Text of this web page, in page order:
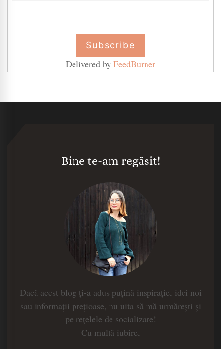
Delivered by FeedBurner
Bine te-am regăsit!
Dacă acest blog ți-a adus puțină inspirație, idei noi
sau informații prețioase, nu uita să mă urmărești și
pe rețelele de socializare!
Cu multă iubire,